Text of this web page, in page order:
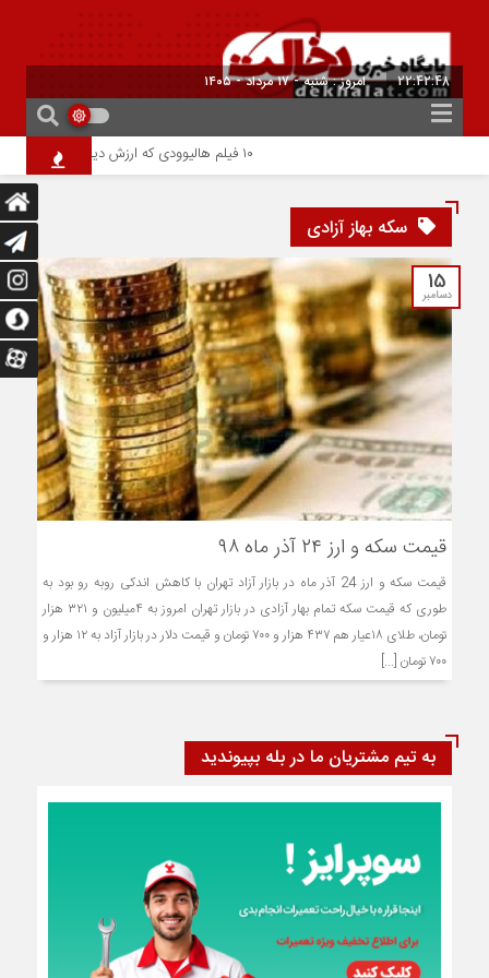
22:42:48 امروز : شنبه - ۱۷ مرداد - ۱۴۰۵
۱۰ فیلم هالیوودی که ارزش دیدن دارند | شاهکارهایی که نباید از دست بدهید
سکه بهاز آزادی
15
دسامبر
قیمت سکه و ارز ۲۴ آذر ماه ۹۸
قیمت سکه و ارز 24 آذر ماه در بازار آزاد تهران با کاهش اندکی روبه رو بود به
طوری که قیمت سکه تمام بهار آزادی در بازار تهران امروز به ۴میلیون و ۳۲۱ هزار
تومان، طلای ۱۸عیار هم ۴۳۷ هزار و ۷۰۰ تومان و قیمت دلار در بازار آزاد به ۱۲ هزار و
۷۰۰ تومان [...]
به تیم مشتریان ما در بله بپیوندید